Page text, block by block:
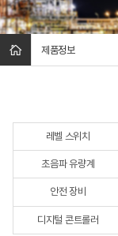
제품정보
레벨 스위치
초음파 유량계
안전 장비
디지털 콘트롤러